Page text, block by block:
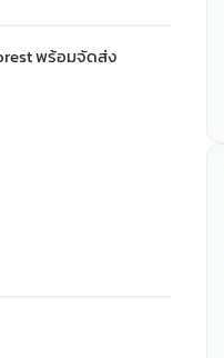
พร้อมจัดส่ง